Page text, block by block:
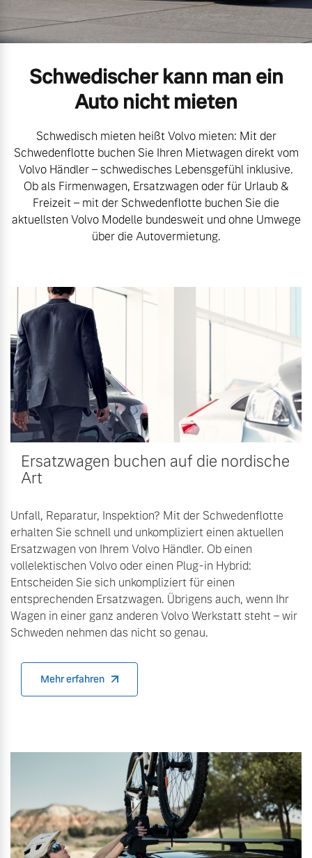
Mild-Hybrid
Geschäftskunden
Editionsmodelle
Konnektivität
Angebot anfragen
Fahrzeug konfigurieren
Sofort verfügbare Fahrzeuge
Volvo Selekt
Mehr erfahren
Editionsmodelle
Jetzt kennenlernen
Volvo Gebrauchtwagenbörse
Volvo kauft Ihr Auto
Aktuelle Zubehörangebote
Zubehörkatalog
Service by Volvo
Sie erhalten bei uns eine
Vielzahl von Original
Volvo Winter- und
Mehr erfahren
Frühjahrscheck
Mehr erfahren
Finanzierung & Leasing
Versicherung
Kontakt und Anfahrt
Unsere News & Events
Schwedischer kann man ein
Auto nicht mieten
Schwedisch mieten heißt Volvo mieten: Mit der
Schwedenflotte buchen Sie Ihren Mietwagen direkt vom
Volvo Händler – schwedisches Lebensgefühl inklusive.
Ob als Firmenwagen, Ersatzwagen oder für Urlaub &
Freizeit – mit der Schwedenflotte buchen Sie die
aktuellsten Volvo Modelle bundesweit und ohne Umwege
über die Autovermietung.
Ersatzwagen buchen auf die nordische
Art
Unfall, Reparatur, Inspektion? Mit der Schwedenflotte
erhalten Sie schnell und unkompliziert einen aktuellen
Ersatzwagen von Ihrem Volvo Händler. Ob einen
vollelektischen Volvo oder einen Plug-in Hybrid:
Entscheiden Sie sich unkompliziert für einen
entsprechenden Ersatzwagen. Übrigens auch, wenn Ihr
Wagen in einer ganz anderen Volvo Werkstatt steht – wir
Schweden nehmen das nicht so genau.
Mehr erfahren